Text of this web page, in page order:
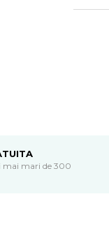
mai mari de 300